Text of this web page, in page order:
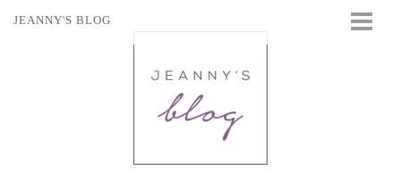
JEANNY'S BLOG